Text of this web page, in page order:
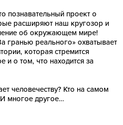
познавательный проект о
расширяют наш кругозор и
об окружающем мире!
гранью реального» охватывает
которая стремится
и о том, что находится за
человечеству? Кто на самом
многое другое…